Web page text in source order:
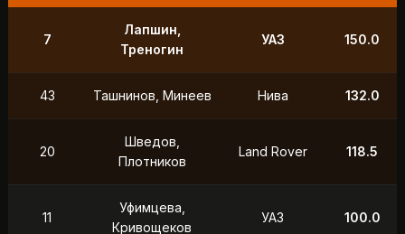
7
Лапшин,
Треногин
УАЗ 150.0
43 Ташнинов, Минеев Нива 132.0
20
Шведов,
Плотников
Land Rover 118.5
11
Уфимцева,
Кривощеков
УАЗ 100.0